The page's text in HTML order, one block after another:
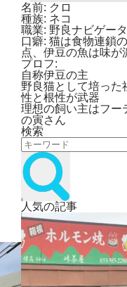
名前: クロ
種族: ネコ
職業: 野良ナビゲー
口癖: 猫は食物連鎖
点、伊豆の魚は味が
プロフ:
自称伊豆の主
野良猫として培った
性と根性が武器
理想の飼い主はフー
の寅さん
検索
人気の記事